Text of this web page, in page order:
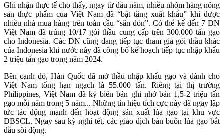
Ghi nhận thực tế cho thấy, ngay từ đầu năm, nhiều nhóm hàng nông
sản thực phẩm của Việt Nam đã “bật tăng xuất khẩu” khi được
nhiều nhà mua hàng trên toàn cầu “săn đón”. Có thể kể đến 7 DN
Việt Nam đã trúng 10/17 gói thầu cung cấp trên 300.000 tấn gạo
cho Indonesia. Các DN cũng đang tiếp tục tham gia gói thầu khác
của Indonesia khi nước này đã công bố kế hoạch tiếp tục nhập khẩu
2 triệu tấn gạo trong năm 2024.
Bên cạnh đó, Hàn Quốc đã mở thầu nhập khẩu gạo và dành cho
Việt Nam tổng hạn ngạch là 55.000 tấn. Riêng tại thị trường
Philippines, Việt Nam đã ký biên bản ghi nhớ bán 1,5-2 triệu tấn
gạo mỗi năm trong 5 năm... Những tín hiệu tích cực này đã ngay lập
tức tác động mạnh đến hoạt động sản xuất lúa gạo tại khu vực
ĐBSCL. Ngay sau kỳ nghỉ tết, các giao dịch bán buôn lúa gạo bắt
đầu sôi động.